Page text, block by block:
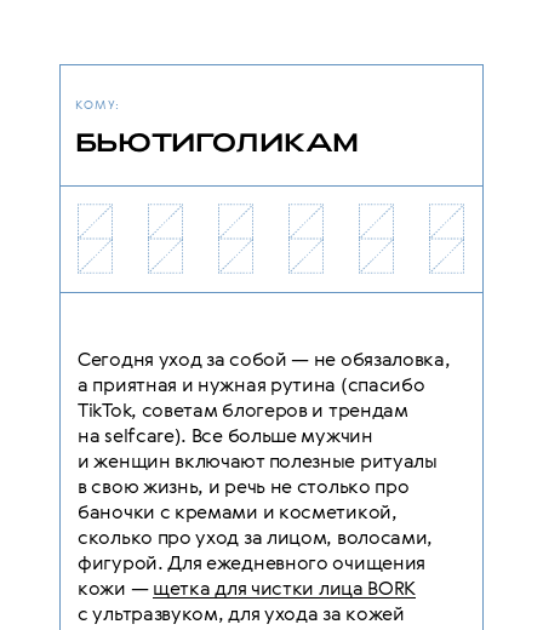
КОМУ:
БЬЮТИГОЛИКАМ
Сегодня уход за собой — не обязаловка,
а приятная и нужная рутина (спасибо
TikTok, советам блогеров и трендам
на selfcare). Все больше мужчин
и женщин включают полезные ритуалы
в свою жизнь, и речь не столько про
баночки с кремами и косметикой,
сколько про уход за лицом, волосами,
фигурой. Для ежедневного очищения
кожи — щетка для чистки лица BORK
с ультразвуком, для ухода за кожей